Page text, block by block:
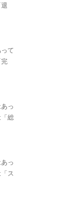
て
完
っ
総
っ
ス